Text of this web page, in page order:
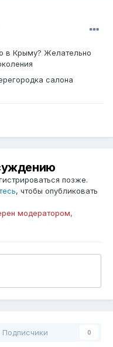
в Крыму? Желательно
салона
позже.
, чтобы опубликовать
модератором,
Подписчики 0